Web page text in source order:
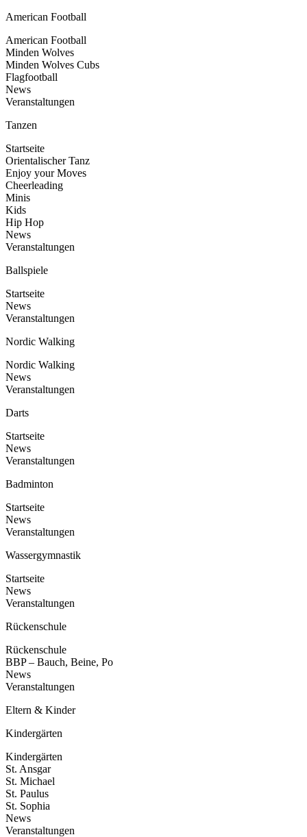
American Football
American Football
Minden Wolves
Minden Wolves Cubs
Flagfootball
News
Veranstaltungen
Tanzen
Startseite
Orientalischer Tanz
Enjoy your Moves
Cheerleading
Minis
Kids
Hip Hop
News
Veranstaltungen
Ballspiele
Startseite
News
Veranstaltungen
Nordic Walking
Nordic Walking
News
Veranstaltungen
Darts
Startseite
News
Veranstaltungen
Badminton
Startseite
News
Veranstaltungen
Wassergymnastik
Startseite
News
Veranstaltungen
Rückenschule
Rückenschule
BBP – Bauch, Beine, Po
News
Veranstaltungen
Eltern & Kinder
Kindergärten
Kindergärten
St. Ansgar
St. Michael
St. Paulus
St. Sophia
News
Veranstaltungen